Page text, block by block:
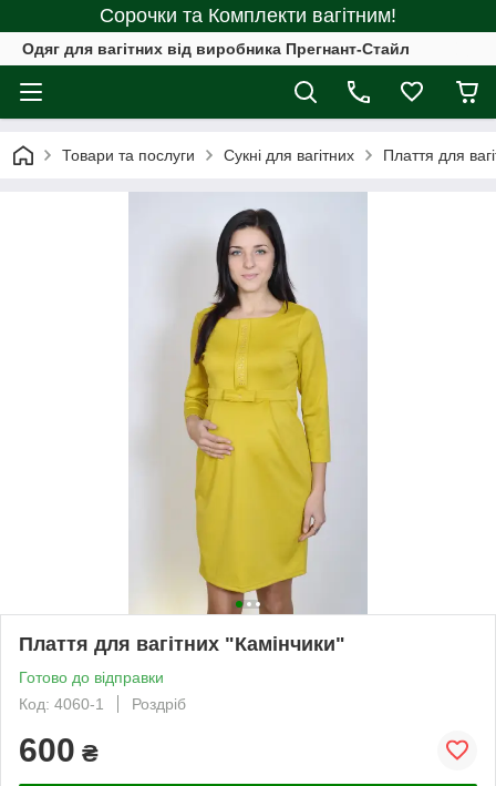
Сорочки та Комплекти вагітним!
Одяг для вагітних від виробника Прегнант-Стайл
Товари та послуги Сукні для вагітних Плаття для
Плаття для вагітних "Камінчики"
Готово до відправки
Код: 4060-1
Роздріб
600 ₴